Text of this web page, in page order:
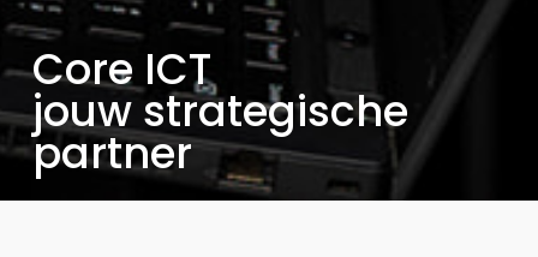
Core ICT
jouw strategische
partner